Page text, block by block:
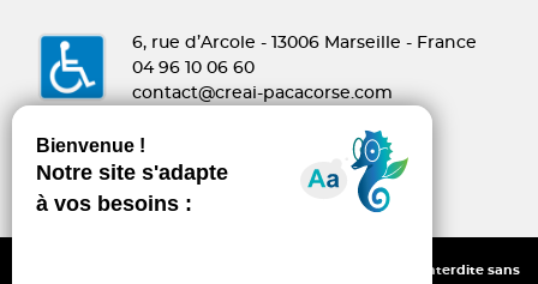
6, rue d’Arcole - 13006 Marseille - France
04 96 10 06 60
contact@creai-pacacorse.com
Linkedin
Tous droits réservés - Reproduction partielle ou intégrale interdite sans